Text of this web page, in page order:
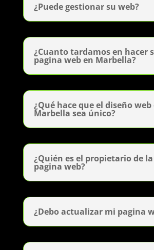
¿Puede gestionar su web?
¿Cuanto tardamos en hacer
pagina web en Marbella?
¿Qué hace que el diseño web
Marbella sea único?
¿Quién es el propietario de la
pagina web?
¿Debo actualizar mi pagina